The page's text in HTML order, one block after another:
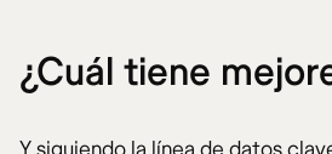
¿Cuál tiene